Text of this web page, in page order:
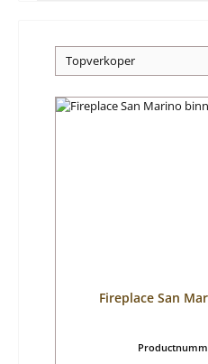
Fireplace San